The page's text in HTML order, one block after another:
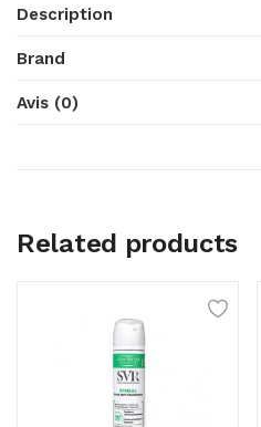
Description
Brand
Avis (0)
Related products